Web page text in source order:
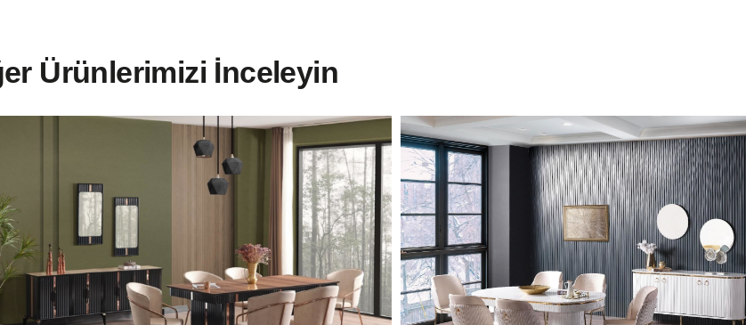
Ürünlerimizi İnceleyin